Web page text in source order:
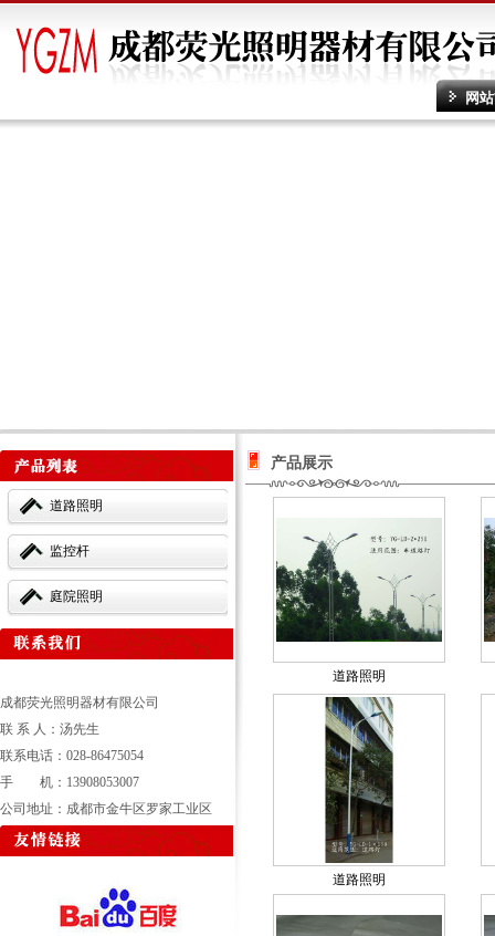
网
道路照明
监控杆
庭院照明
成都荧光照明器材有限公司
联 系 人：汤先生
联系电话：028-86475054
手 机：13908053007
公司地址：成都市金牛区罗家工业区
产品展示
道路照明
道路照明